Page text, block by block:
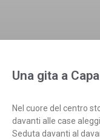
Una gita a
Nel cuore del centro
davanti alle case
Seduta davanti al